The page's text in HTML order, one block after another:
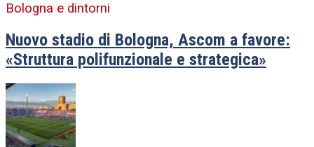
Bologna e dintorni
Nuovo stadio di Bologna, Ascom a favore:
«Struttura polifunzionale e strategica»